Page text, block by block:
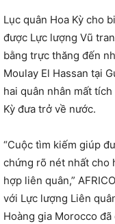
Lục quân Hoa Kỳ cho
được Lực lượng Vũ
bằng trực thăng đến
Moulay El Hassan tại
hai quân nhân mất
Kỳ đưa trở về nước.
“Cuộc tìm kiếm giúp
chứng rõ nét nhất cho
hợp liên quân,”
với Lực lượng Liên
Hoàng gia Morocco